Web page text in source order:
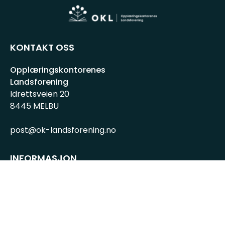
KONTAKT OSS
Opplæringskontorenes
Landsforening
Idrettsveien 20
8445 MELBU
post@ok-landsforening.no
INFORMASJON